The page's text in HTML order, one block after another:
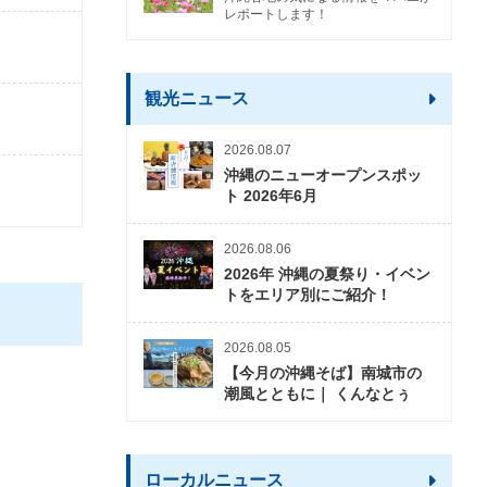
レポートします！
観光ニュース
2026.08.07
沖縄のニューオープンスポッ
ト 2026年6月
2026.08.06
2026年 沖縄の夏祭り・イベン
トをエリア別にご紹介！
2026.08.05
【今月の沖縄そば】南城市の
潮風とともに｜ くんなとぅ
ローカルニュース